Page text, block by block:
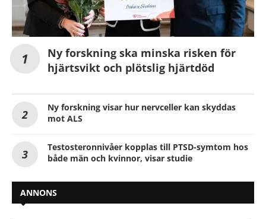
Ny forskning ska minska risken för
hjärtsvikt och plötslig hjärtdöd
Ny forskning visar hur nervceller kan skyddas
mot ALS
Testosteronnivåer kopplas till PTSD-symtom hos
både män och kvinnor, visar studie
ANNONS